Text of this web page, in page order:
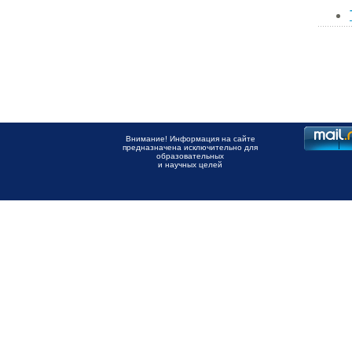
Внимание! Информация на сайте
предназначена исключительно для
образовательных
и научных целей